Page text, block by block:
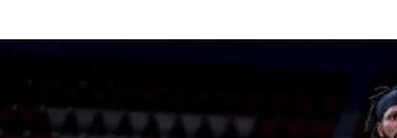
ליגה סינית